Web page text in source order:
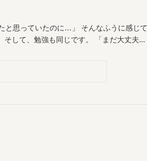
と思っていたのに…」 そんなふうに感じて
して、勉強も同じです。 「まだ大丈夫...